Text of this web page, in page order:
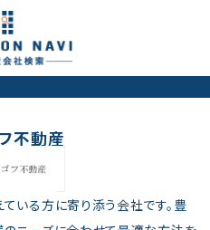
不動産
いる方に寄り添う会社です。豊